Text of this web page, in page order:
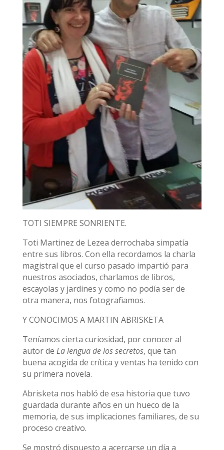
TOTI SIEMPRE SONRIENTE.
Toti Martinez de Lezea derrochaba simpatía
entre sus libros. Con ella recordamos la charla
magistral que el curso pasado impartió para
nuestros asociados, charlamos de libros,
escayolas y jardines y como no podía ser de
otra manera, nos fotografiamos.
Y CONOCIMOS A MARTIN ABRISKETA
Teníamos cierta curiosidad, por conocer al
autor de La lengua de los secretos, que tan
buena acogida de crítica y ventas ha tenido con
su primera novela.
Abrisketa nos habló de esa historia que tuvo
guardada durante años en un hueco de la
memoria, de sus implicaciones familiares, de su
proceso creativo.
Se mostró dispuesto a acercarse un día a